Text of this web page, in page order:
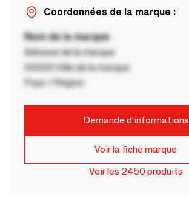
Coordonnées de la marque :
Nom de la marque
Adresse de la marque
00000 Ville de la marque
Pays / Région
Demande d'informations
Voir la fiche marque
Voir les 2450 produits